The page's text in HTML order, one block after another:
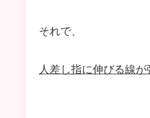
それで、
人差し指に伸びる線